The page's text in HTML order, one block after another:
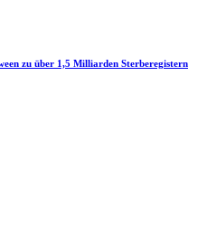
zu über 1,5 Milliarden Sterberegistern